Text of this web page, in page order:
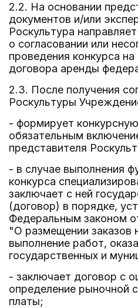
2.2. На основании
документов и/или
Роскультура
о согласовании или
проведения конкурса
договора аренды
2.3. После получения
Роскультуры
- формирует
обязательным
представителя
- в случае выполнения
конкурса
заключает с ней
(договор) в порядке,
Федеральным законом
"О размещении заказов
выполнение работ,
государственных и
- заключает договор с
определение рыночной
платы;